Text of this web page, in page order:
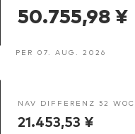
50.755,98 ¥
PER 07. AUG. 2026
NAV DIFFERENZ 52
21.453,53 ¥